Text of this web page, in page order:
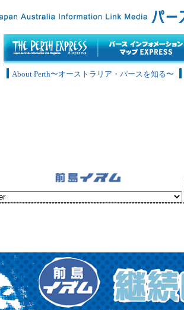
About Perth〜オーストラリア・パースを知る〜